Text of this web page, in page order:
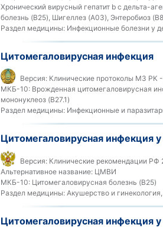
Хронический вирусный гепатит b с дельта-
болезнь (B25), Шигеллез (A03), Энтеробиоз
Раздел медицины: Инфекционные болезни у
Цитомегаловирусная инфекция
Версия: Клинические протоколы МЗ РК -
МКБ-10: Врожденная цитомегаловирусная
мононуклеоз (B27.1)
Раздел медицины: Инфекционные и
Цитомегаловирусная инфекция
Версия: Клинические рекомендации РФ
Альтернативное название: ЦМВИ
МКБ-10: Цитомегаловирусная болезнь (B25)
Раздел медицины: Акушерство и
Цитомегаловирусная инфекция